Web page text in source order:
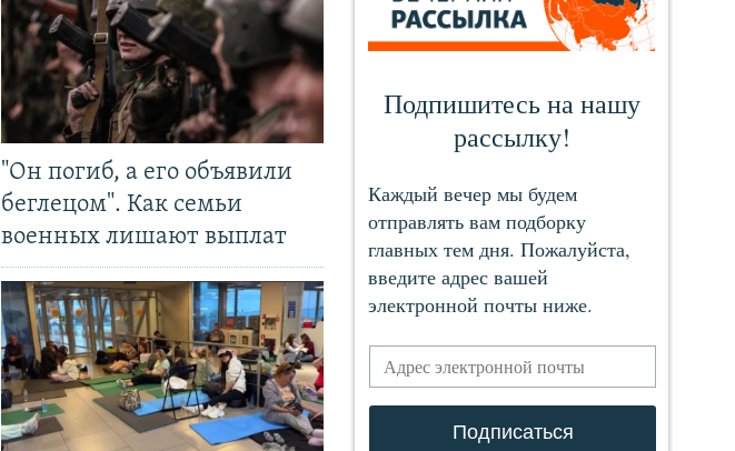
"Он погиб, а его объявили
беглецом". Как семьи
военных лишают выплат